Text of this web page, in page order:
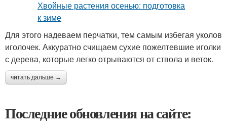
Для этого надеваем перчатки, тем самым избегая уколов
иголочек. Аккуратно счищаем сухие пожелтевшие иголки
с дерева, которые легко отрываются от ствола и веток.
читать дальше →
Последние обновления на сайте: